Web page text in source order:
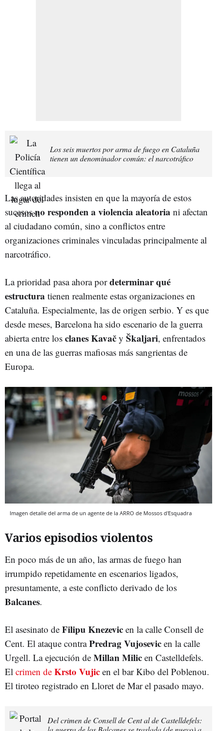
Los seis muertos por arma de fuego en Cataluña
tienen un denominador común: el narcotráfico
Las autoridades insisten en que la mayoría de estos
sucesosno responden a violencia aleatoria ni afectan
al ciudadano común, sino a conflictos entre
organizaciones criminales vinculadas principalmente al
narcotráfico.
La prioridad pasa ahora pordeterminar qué
estructura tienen realmente estas organizaciones en
Cataluña. Especialmente, las de origen serbio. Y es que
desde meses, Barcelona ha sido escenario de la guerra
abierta entre los clanesKavač y Škaljari, enfrentados
en una de las guerras mafiosas más sangrientas de
Europa.
Imagen detalle del arma de un agente de la ARRO de Mossos d'Esquadra
Varios episodios violentos
En poco más de un año, las armas de fuego han
irrumpido repetidamente en escenarios ligados,
presuntamente, a este conflicto derivado de los
Balcanes.
El asesinato de Filipu Knezevic en la calle Consell de
Cent. El ataque contraPredrag Vujosevic en la calle
Urgell. La ejecución de Millan Milic en Castelldefels.
El crimen de Krsto Vujic en el bar Kibo del Poblenou.
El tiroteo registrado en Lloret de Mar el pasado mayo.
Del crimen de Consell de Cent al de Castelldefels: